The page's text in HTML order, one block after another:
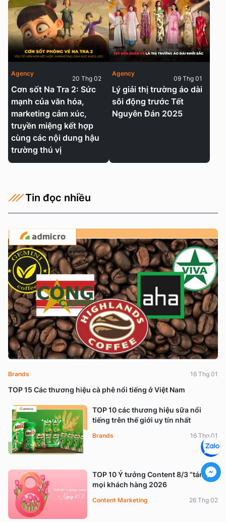
Cơn sốt Na Tra 2: Sức
mạnh của văn hóa,
marketing cảm xúc,
truyền miệng kết hợp
cùng các nội dung hậu
trường thú vị
Agency
20 Thg 02
Lý giải thị trường áo dài
sôi động trước Tết
Nguyên Đán 2025
Agency
09 Thg 01
Tin đọc nhiều
TOP 15 Các thương hiệu cà phê nổi tiếng ở Việt Nam
Brands 16 Thg 01
TOP 10 các thương hiệu sữa nổi
tiếng trên thế giới uy tín nhất
Brands 16 Thg 01
TOP 10 Ý tưởng Content 8/3 “tán đổ”
mọi khách hàng 2026
Content Marketing 26 Thg 02